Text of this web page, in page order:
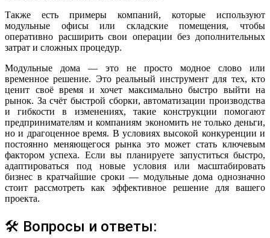
Также есть примеры компаний, которые используют
модульные офисы или складские помещения, чтобы
оперативно расширить свои операции без дополнительных
затрат и сложных процедур.
Модульные дома — это не просто модное слово или
временное решение. Это реальный инструмент для тех, кто
ценит своё время и хочет максимально быстро выйти на
рынок. За счёт быстрой сборки, автоматизации производства
и гибкости в изменениях, такие конструкции помогают
предпринимателям и компаниям экономить не только деньги,
но и драгоценное время. В условиях высокой конкуренции и
постоянно меняющегося рынка это может стать ключевым
фактором успеха. Если вы планируете запуститься быстро,
адаптироваться под новые условия или масштабировать
бизнес в кратчайшие сроки — модульные дома однозначно
стоит рассмотреть как эффективное решение для вашего
проекта.
🛠 Вопросы и ответы: